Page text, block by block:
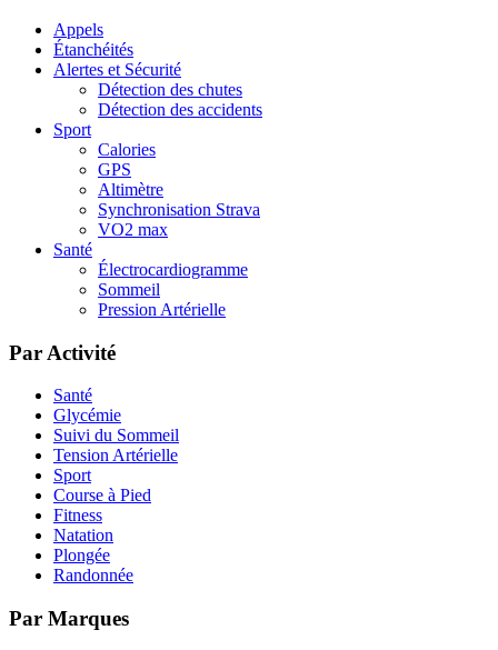
Appels
Étanchéités
Alertes et Sécurité
Détection des chutes
Détection des accidents
Sport
Calories
GPS
Altimètre
Synchronisation Strava
VO2 max
Santé
Électrocardiogramme
Sommeil
Pression Artérielle
Par Activité
Santé
Glycémie
Suivi du Sommeil
Tension Artérielle
Sport
Course à Pied
Fitness
Natation
Plongée
Randonnée
Par Marques